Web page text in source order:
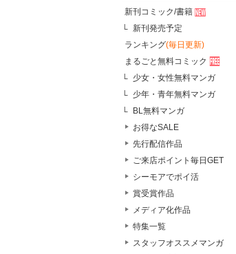
新刊コミック/書籍
新刊発売予定
ランキング(毎日更新)
まるごと無料コミック
少女・女性無料マンガ
少年・青年無料マンガ
BL無料マンガ
お得なSALE
先行配信作品
ご来店ポイント毎日GET
シーモアでポイ活
賞受賞作品
メディア化作品
特集一覧
スタッフオススメマンガ